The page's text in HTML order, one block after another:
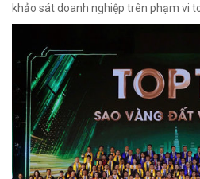
khảo sát doanh nghiệp trên phạm vi